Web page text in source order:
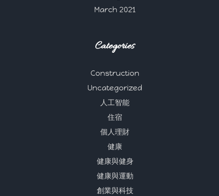
March 2021
Categories
Construction
Uncategorized
人工智能
住宿
個人理財
健康
健康與健身
健康與運動
創業與科技